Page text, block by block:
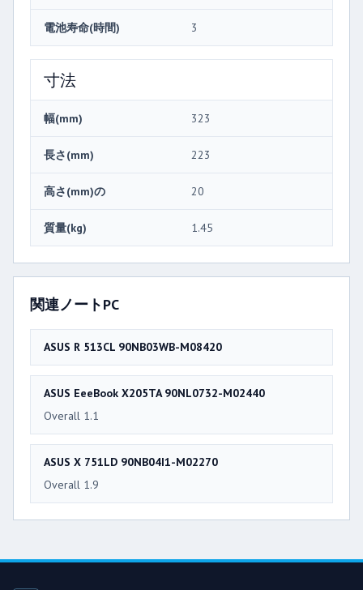
電池寿命(時間) 3
寸法
幅(mm) 323
長さ(mm) 223
高さ(mm)の 20
質量(kg) 1.45
関連ノートPC
ASUS R 513CL 90NB03WB-M08420
ASUS EeeBook X205TA 90NL0732-M02440
Overall 1.1
ASUS X 751LD 90NB04I1-M02270
Overall 1.9